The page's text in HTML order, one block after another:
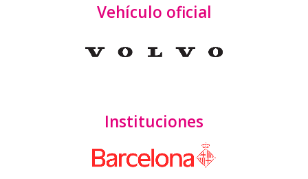
Vehículo oficial
Instituciones